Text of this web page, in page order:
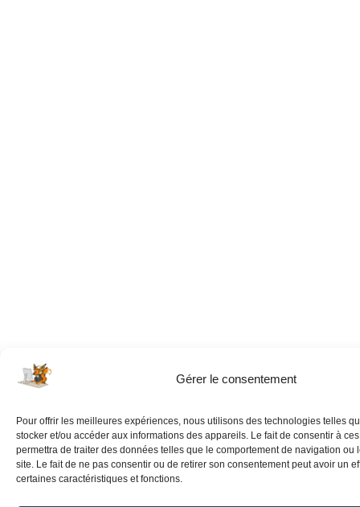
Gérer le consentement
Pour offrir les meilleures expériences, nous utilisons des technologies telles
stocker et/ou accéder aux informations des appareils. Le fait de consentir à
permettra de traiter des données telles que le comportement de navigation ou
site. Le fait de ne pas consentir ou de retirer son consentement peut avoir un
certaines caractéristiques et fonctions.